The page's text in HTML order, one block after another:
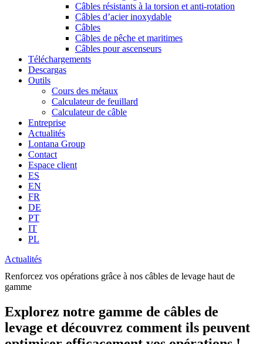
Câbles résistants à la torsion et anti-rotation
Câbles d’acier inoxydable
Câbles
Câbles de pêche et maritimes
Câbles pour ascenseurs
Téléchargements
Descargas
Outils
Cours des métaux
Calculateur de feuillard
Calculateur de câble
Entreprise
Actualités
Lontana Group
Contact
Espace client
ES
EN
FR
DE
PT
IT
PL
Actualités
Renforcez vos opérations grâce à nos câbles de levage haut de
gamme
Explorez notre gamme de câbles de
levage et découvrez comment ils peuvent